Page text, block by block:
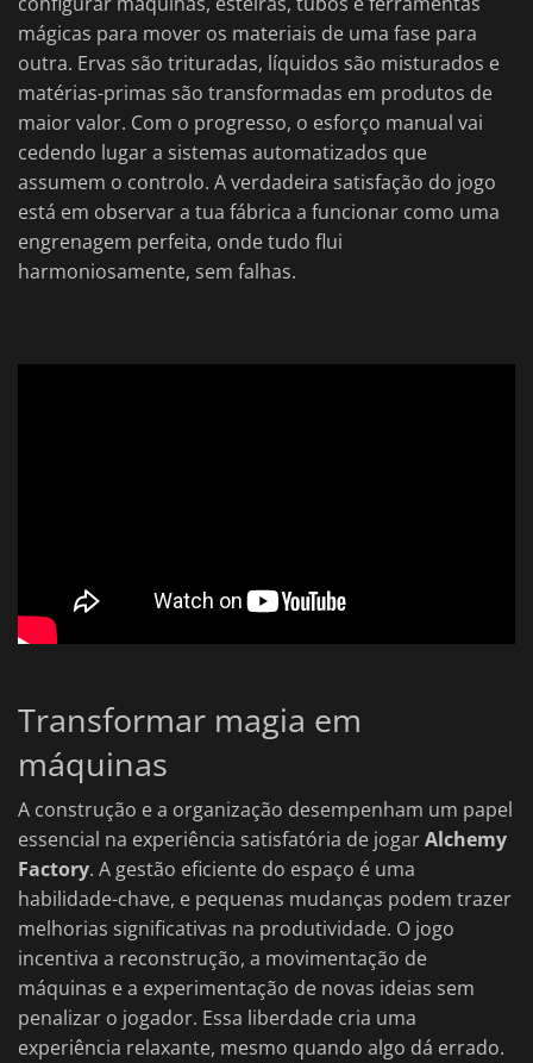
mágicas para mover os materiais de uma fase para
outra. Ervas são trituradas, líquidos são misturados e
matérias-primas são transformadas em produtos de
maior valor. Com o progresso, o esforço manual vai
cedendo lugar a sistemas automatizados que
assumem o controlo. A verdadeira satisfação do jogo
está em observar a tua fábrica a funcionar como uma
engrenagem perfeita, onde tudo flui
harmoniosamente, sem falhas.
Transformar magia em
máquinas
A construção e a organização desempenham um papel
essencial na experiência satisfatória de jogarAlchemy
Factory. A gestão eficiente do espaço é uma
habilidade-chave, e pequenas mudanças podem trazer
melhorias significativas na produtividade. O jogo
incentiva a reconstrução, a movimentação de
máquinas e a experimentação de novas ideias sem
penalizar o jogador. Essa liberdade cria uma
experiência relaxante, mesmo quando algo dá errado.